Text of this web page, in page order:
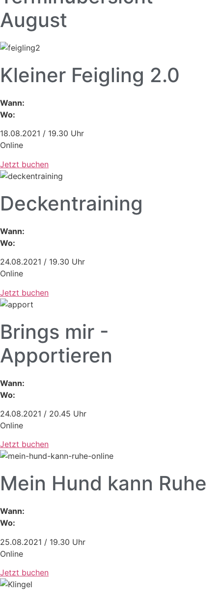
August
Kleiner Feigling 2.0
Wann:
Wo:
18.08.2021 / 19.30 Uhr
Online
Jetzt buchen
Deckentraining
Wann:
Wo:
24.08.2021 / 19.30 Uhr
Online
Jetzt buchen
Brings mir -
Apportieren
Wann:
Wo:
24.08.2021 / 20.45 Uhr
Online
Jetzt buchen
Mein Hund kann Ruhe
Wann:
Wo:
25.08.2021 / 19.30 Uhr
Online
Jetzt buchen